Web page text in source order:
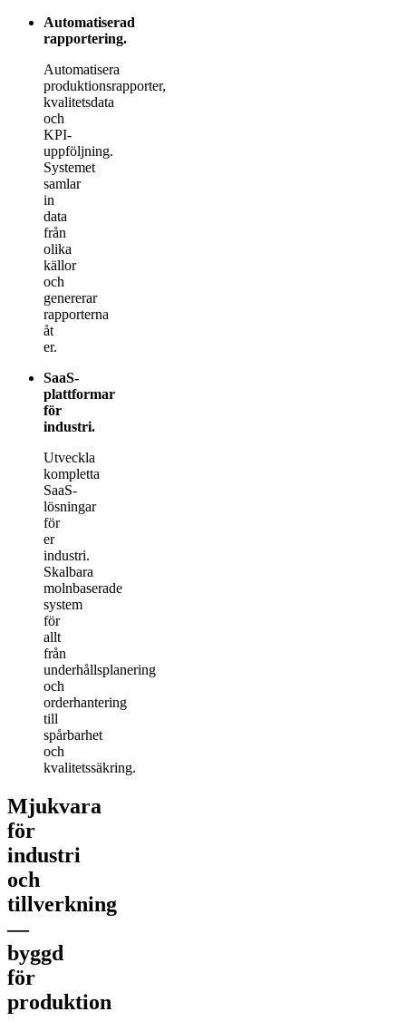
Automatiserad
rapportering.
Automatisera
produktionsrapporter,
kvalitetsdata
och
KPI-
uppföljning.
Systemet
samlar
in
data
från
olika
källor
och
genererar
rapporterna
åt
er.
SaaS-
plattformar
för
industri.
Utveckla
kompletta
SaaS-
lösningar
för
er
industri.
Skalbara
molnbaserade
system
för
allt
från
underhållsplanering
och
orderhantering
till
spårbarhet
och
kvalitetssäkring.
Mjukvara
för
industri
och
tillverkning
—
byggd
för
produktion